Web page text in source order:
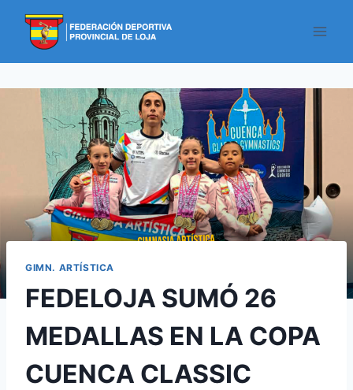
GIMN. ARTÍSTICA
FEDELOJA SUMÓ 26
MEDALLAS EN LA COPA
CUENCA CLASSIC